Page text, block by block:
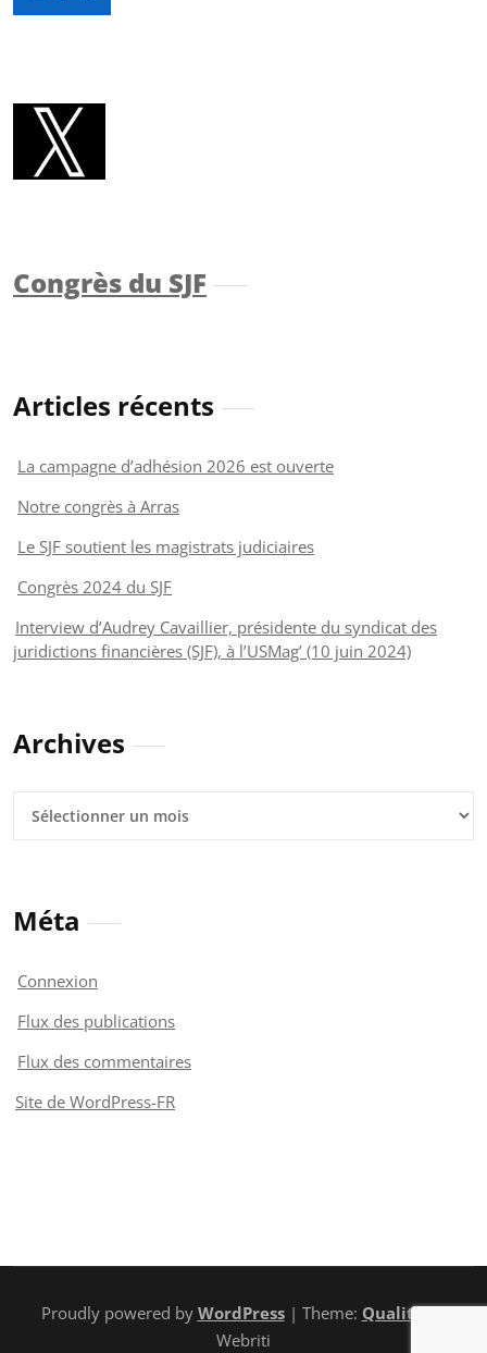
Congrès du SJF
Articles récents
La campagne d’adhésion 2026 est ouverte
Notre congrès à Arras
Le SJF soutient les magistrats judiciaires
Congrès 2024 du SJF
Interview d’Audrey Cavaillier, présidente du syndicat des
juridictions financières (SJF), à l’USMag’ (10 juin 2024)
Archives
Méta
Connexion
Flux des publications
Flux des commentaires
Site de WordPress-FR
Proudly powered by WordPress| Theme: Qualityby
Webriti